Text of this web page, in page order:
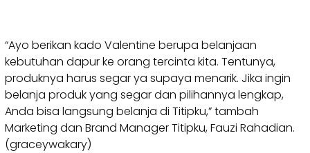
“Ayo berikan kado Valentine berupa belanjaan
kebutuhan dapur ke orang tercinta kita. Tentunya,
produknya harus segar ya supaya menarik. Jika ingin
belanja produk yang segar dan pilihannya lengkap,
Anda bisa langsung belanja di Titipku,” tambah
Marketing dan Brand Manager Titipku, Fauzi Rahadian.
(graceywakary)